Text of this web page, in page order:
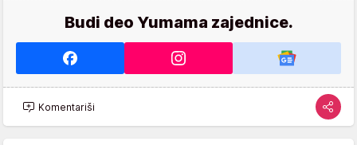
Budi deo Yumama zajednice.
Komentariši